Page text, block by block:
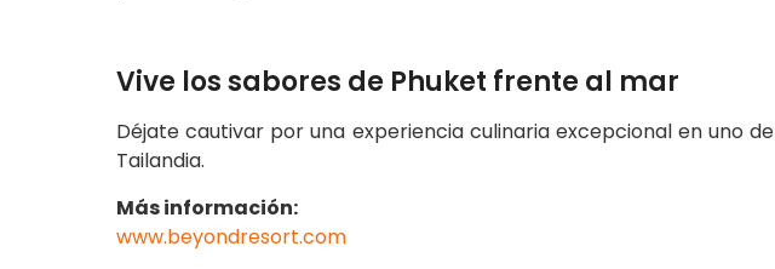
Vive los sabores de Phuket frente al mar
Déjate cautivar por una experiencia culinaria excepcional en uno
Tailandia.
Más información:
www.beyondresort.com